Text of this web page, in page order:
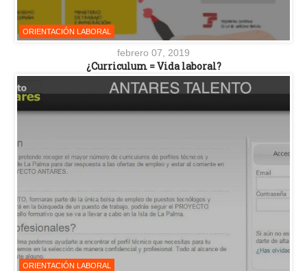
ORIENTACIÓN LABORAL
febrero 07, 2019
¿Curriculum = Vida laboral?
ORIENTACIÓN LABORAL